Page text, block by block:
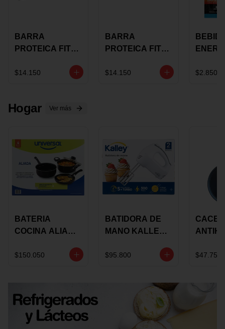
BARRA
PROTEICA FIT
CHOCOLATE X
$14.150
BARRA
PROTEICA FIT
GRS
$14.150
STACK 6G
$2.850
Hogar Ver más
BATERIA
COCINA ALIADA
PIEZAS
$150.050
BATIDORA DE
MANO KALLEY
VELOCIDADES
$95.800
TAPA
$47.750